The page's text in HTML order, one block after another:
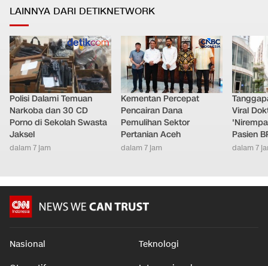
LAINNYA DARI DETIKNETWORK
Polisi Dalami Temuan
Narkoba dan 30 CD
Porno di Sekolah Swasta
Jaksel
dalam 7 jam
Kementan Percepat
Pencairan Dana
Pemulihan Sektor
Pertanian Aceh
dalam 7 jam
Viral
Pasien
dalam 7
Nasional Teknologi